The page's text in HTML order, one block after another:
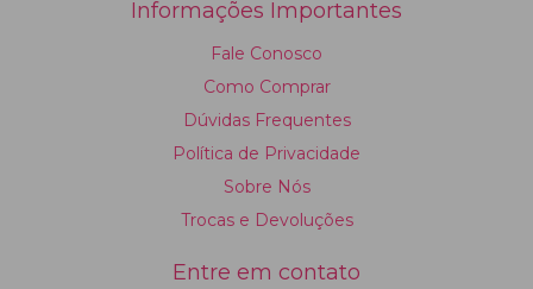
Informações Importantes
Fale Conosco
Como Comprar
Dúvidas Frequentes
Política de Privacidade
Sobre Nós
Trocas e Devoluções
Entre em contato